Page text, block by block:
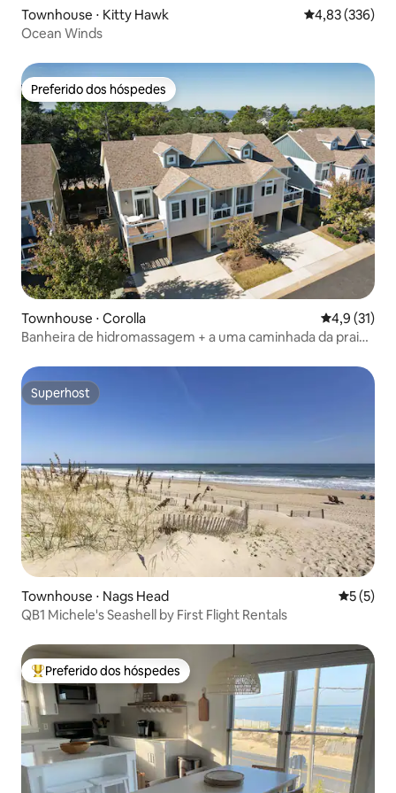
Townhouse ⋅ Kitty Hawk 4,83 de uma
4,83 (336)
Ocean Winds
Preferido dos hóspedes
Preferido dos hóspedes
Townhouse ⋅ Corolla 4,9 de uma
4,9 (31)
Banheira de hidromassagem + a uma caminhada da praia |
Superhost
Superhost
Townhouse ⋅ Nags Head 5 de
5 (5)
QB1 Michele's Seashell by First Flight Rentals
Entre os melhores preferidos dos hóspedes
Preferido dos hóspedes